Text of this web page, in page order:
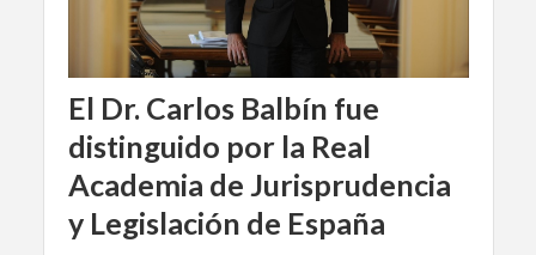
El Dr. Carlos Balbín fue
distinguido por la Real
Academia de Jurisprudencia
y Legislación de España